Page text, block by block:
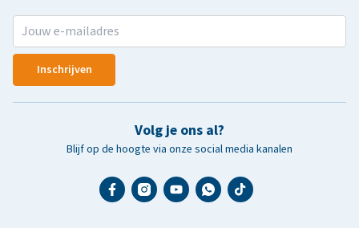
Inschrijven
Volg je ons al?
Blijf op de hoogte via onze social media kanalen